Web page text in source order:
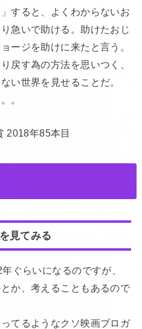
すると、よくわからないお
急いで助ける。助けたおじ
ージを助けに来たと言う。
戻す為の方法を思いつく、
い世界を見せることだ。
。
2018年85本目
見てみる
ぐらいになるのですが、
か、考えることもあるので
てるようなクソ映画ブロガ